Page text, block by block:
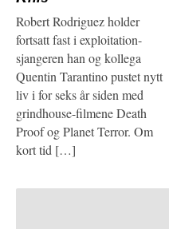
Robert Rodriguez holder
fortsatt fast i exploitation-
sjangeren han og kollega
Quentin Tarantino pustet nytt
liv i for seks år siden med
grindhouse-filmene Death
Proof og Planet Terror. Om
kort tid […]